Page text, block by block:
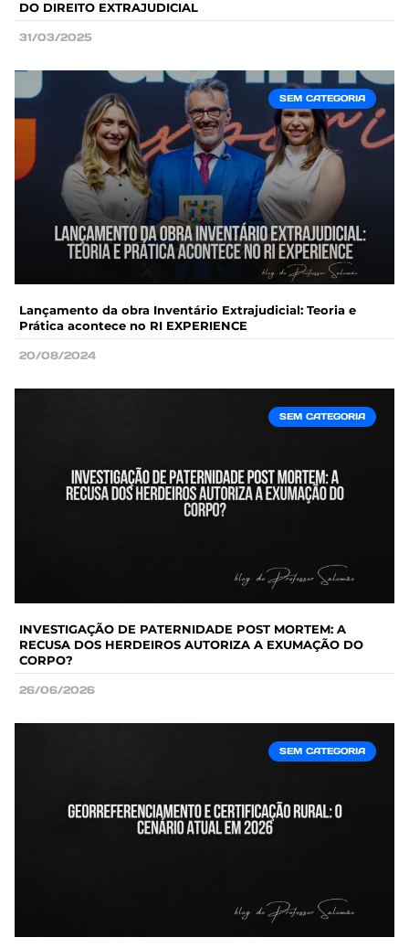
DO DIREITO EXTRAJUDICIAL
31/03/2025
SEM CATEGORIA
Lançamento da obra Inventário Extrajudicial: Teoria e
Prática acontece no RI EXPERIENCE
20/08/2024
SEM CATEGORIA
INVESTIGAÇÃO DE PATERNIDADE POST MORTEM: A
RECUSA DOS HERDEIROS AUTORIZA A EXUMAÇÃO DO
CORPO?
26/06/2026
SEM CATEGORIA